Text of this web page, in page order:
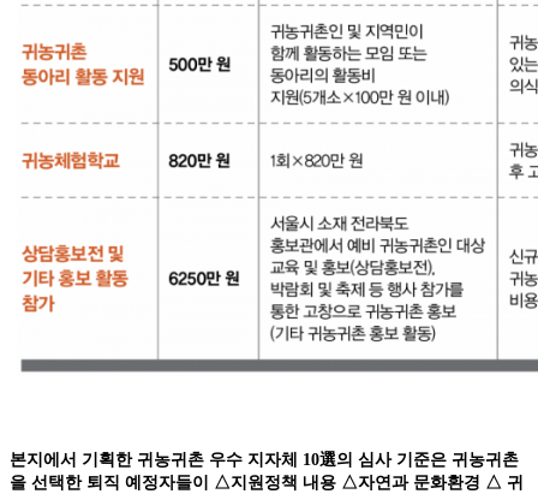
본지에서 기획한 귀농귀촌 우수 지자체 10選의 심사 기준은 귀농귀촌
을 선택한 퇴직 예정자들이 △지원정책 내용 △자연과 문화환경 △ 귀